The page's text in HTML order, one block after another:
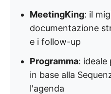
MeetingKing: il
documentazione
e i follow-up
Programma: ideale
in base alla
l'agenda